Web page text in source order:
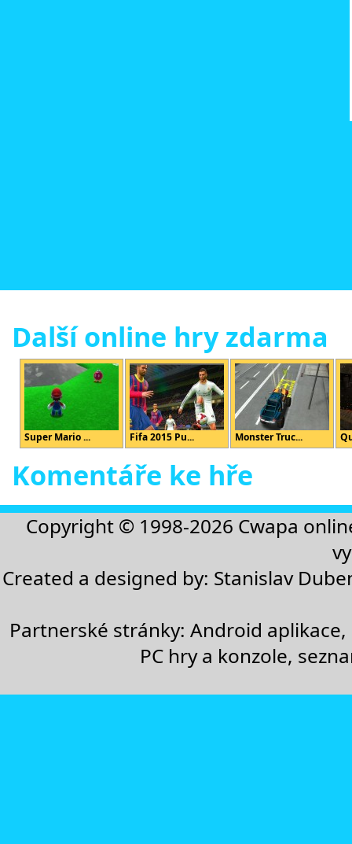
Další online hry zdarma
Super Mario ... Fifa 2015 Pu... Monster Truc...
Komentáře ke hře
Copyright © 1998-2026 Cwapa
Created a designed by: Stanislav
Partnerské stránky:Android aplikace,
PC hry a konzole,